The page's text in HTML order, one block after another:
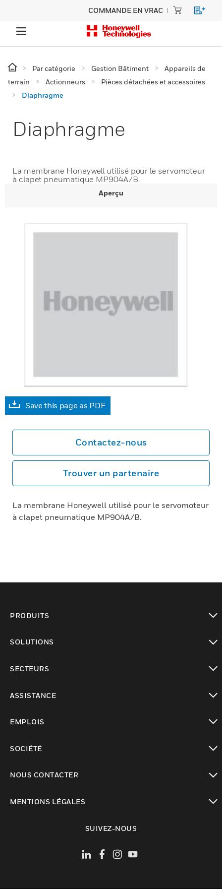
COMMANDE EN VRAC
Par catégorie Gestion Bâtiment
Appareils de
terrain
Actionneurs
Pièces détachées et accessoires
Diaphragme
Diaphragme
La membrane Honeywell utilisé pour le servomoteur
à clapet pneumatique MP904A/B.
Aperçu
Save this page as PDF
Contactez-nous
Trouver un partenaire
La membrane Honeywell utilisé pour le servomoteur
à clapet pneumatique MP904A/B.
PRODUITS
SOLUTIONS
SECTEURS
ASSISTANCE
EMPLOIS
SOCIÉTÉ
NOUS CONTACTER
MENTIONS LÉGALES
SUIVEZ-NOUS